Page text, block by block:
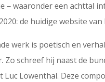
– waaronder een achttal
de huidige website van
werk is poëtisch en
Zo schreef hij naast de
Löwenthal. Deze